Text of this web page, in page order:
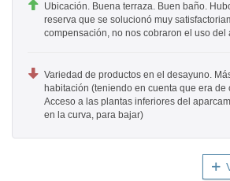
Ubicación. Buena terraza. Buen baño.
reserva que se solucionó muy
compensación, no nos cobraron el uso del
Variedad de productos en el desayuno.
habitación (teniendo en cuenta que era de
Acceso a las plantas inferiores del
en la curva, para bajar)